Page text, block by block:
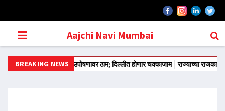
Aajchi Navi Mumbai
BREAKING NEWS
काढले वांगचुक उपोषणावर ठाम; दिल्लीत होणार चक्काजाम राज्याच्या राजकारणात नव्या